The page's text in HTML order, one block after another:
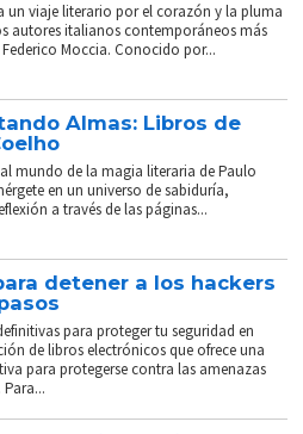
un viaje literario por el corazón y la pluma
autores italianos contemporáneos más
Moccia. Conocido por...
Almas: Libros de
al mundo de la magia literaria de Paulo
en un universo de sabiduría,
a través de las páginas...
detener a los hackers
para proteger tu seguridad en
de libros electrónicos que ofrece una
para protegerse contra las amenazas